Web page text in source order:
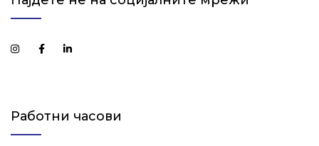
Работни часови